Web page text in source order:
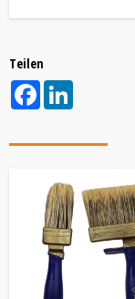
Teilen
Facebook